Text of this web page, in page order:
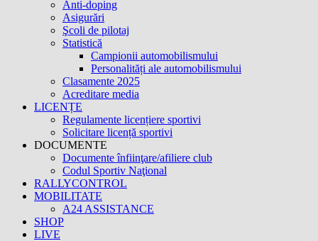
Anti-doping
Asigurări
Şcoli de pilotaj
Statistică
Campionii automobilismului
Personalități ale automobilismului
Clasamente 2025
Acreditare media
LICENȚE
Regulamente licențiere sportivi
Solicitare licență sportivi
DOCUMENTE
Documente înfiinţare/afiliere club
Codul Sportiv Naţional
RALLYCONTROL
MOBILITATE
A24 ASSISTANCE
SHOP
LIVE